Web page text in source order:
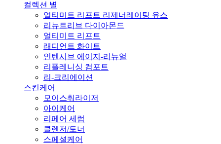
컬렉션 별
얼티미트 리프트 리제너레이팅 유스
리뉴트리브 다이아몬드
얼티미트 리프트
래디언트 화이트
인텐시브 에이지-리뉴얼
리플레니싱 컴포트
리-크리에이션
스킨케어
모이스춰라이저
아이케어
리페어 세럼
클렌저/토너
스페셜케어